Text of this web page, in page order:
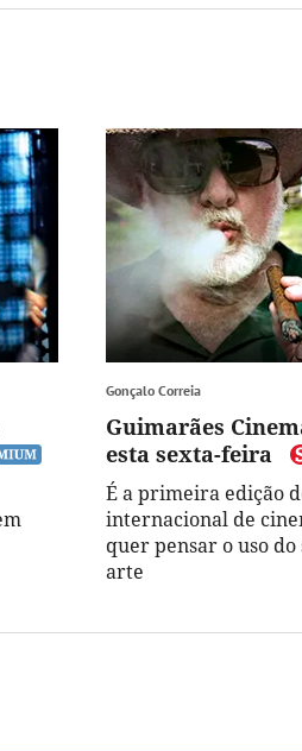
Gonçalo Correia
Guimarães
esta sexta-feira
É a primeira edição
internacional de
quer pensar o uso
arte